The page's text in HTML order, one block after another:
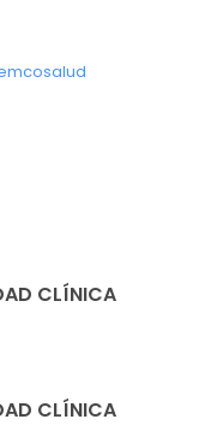
CLÍNICA
CLÍNICA